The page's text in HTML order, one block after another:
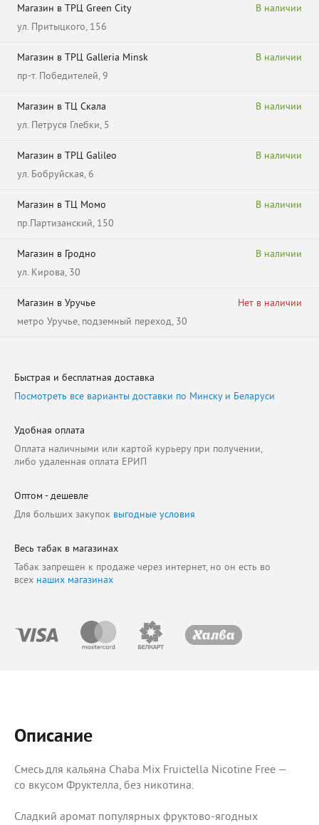
Магазин в ТРЦ Green City
ул. Притыцкого, 156
В наличии
Магазин в ТРЦ Galleria Minsk
пр-т. Победителей, 9
В наличии
Магазин в ТЦ Скала
ул. Петруся Глебки, 5
В наличии
Магазин в ТРЦ Galileo
ул. Бобруйская, 6
В наличии
Магазин в ТЦ Момо
пр.Партизанский, 150
В наличии
Магазин в Гродно
ул. Кирова, 30
В наличии
Магазин в Уручье
метро Уручье, подземный переход, 30
Нет в наличии
Быстрая и бесплатная доставка
Посмотреть все варианты доставки по Минску и Беларуси
Удобная оплата
Оплата наличными или картой курьеру при получении,
либо удаленная оплата ЕРИП
Оптом - дешевле
Для больших закупок выгодные условия
Весь табак в магазинах
Табак запрещен к продаже через интернет, но он есть во
всех наших магазинах
Описание
Смесь для кальяна Chaba Mix Fruictella Nicotine Free —
со вкусом Фруктелла, без никотина.
Сладкий аромат популярных фруктово-ягодных